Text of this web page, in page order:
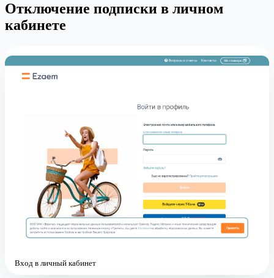
Отключение подписки в личном
кабинете
Вход в личный кабинет